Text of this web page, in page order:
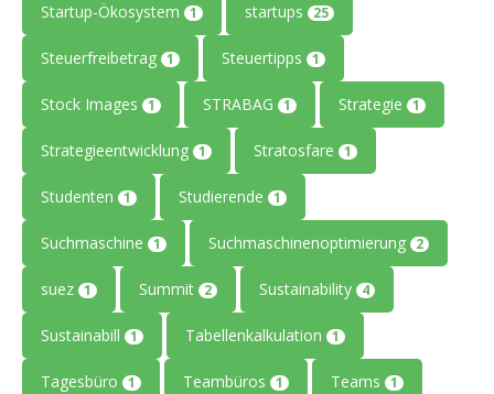
Startup-Ökosystem 1 startups 25
Steuerfreibetrag 1 Steuertipps 1
Stock Images 1 STRABAG 1 Strategie 1
Strategieentwicklung 1 Stratosfare 1
Studenten 1 Studierende 1
Suchmaschine 1 Suchmaschinenoptimierung 2
suez 1 Summit 2 Sustainability 4
Sustainabill 1 Tabellenkalkulation 1
Tagesbüro 1 Teambüros 1 Teams 1